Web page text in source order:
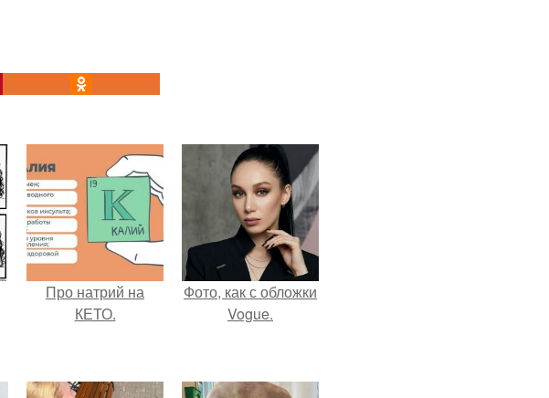
Про натрий на
КЕТО.
Фото, как с обложки
Vogue.